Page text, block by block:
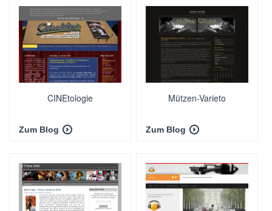
CINEtologie
Zum Blog
Mützen-Varieto
Zum Blog